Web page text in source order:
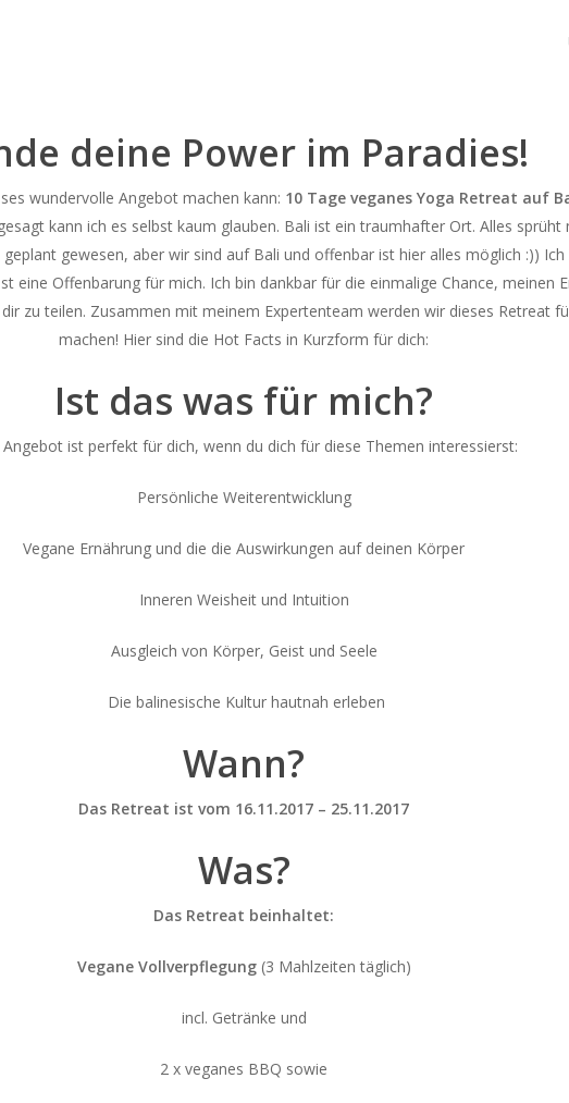
deine Power im Paradies!
wundervolle Angebot machen kann: 10 Tage veganes Yoga Retreat auf
kann ich es selbst kaum glauben. Bali ist ein traumhafter Ort. Alles
gewesen, aber wir sind auf Bali und offenbar ist hier alles möglich :))
eine Offenbarung für mich. Ich bin dankbar für die einmalige Chance, meinen
zu teilen. Zusammen mit meinem Expertenteam werden wir dieses Retreat
machen! Hier sind die Hot Facts in Kurzform für dich:
Ist das was für mich?
ist perfekt für dich, wenn du dich für diese Themen interessierst:
Persönliche Weiterentwicklung
Vegane Ernährung und die die Auswirkungen auf deinen Körper
Inneren Weisheit und Intuition
Ausgleich von Körper, Geist und Seele
Die balinesische Kultur hautnah erleben
Wann?
Das Retreat ist vom 16.11.2017 – 25.11.2017
Was?
Das Retreat beinhaltet:
Vegane Vollverpflegung(3 Mahlzeiten täglich)
incl. Getränke und
2 x veganes BBQ sowie